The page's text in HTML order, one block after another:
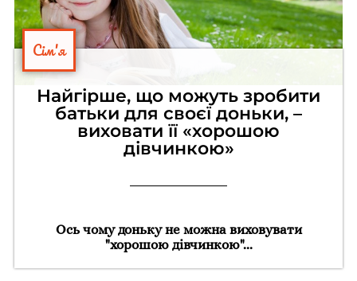
Сім'я
Найгірше, що можуть зробити
батьки для своєї доньки, –
виховати її «хорошою
дівчинкою»
Ось чому доньку не можна виховувати
"хорошою дівчинкою"...